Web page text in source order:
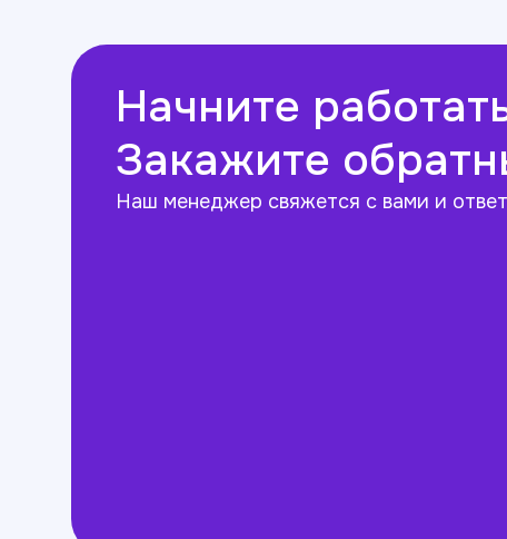
Начните
Закажите
Наш менеджер свяжется с вами и